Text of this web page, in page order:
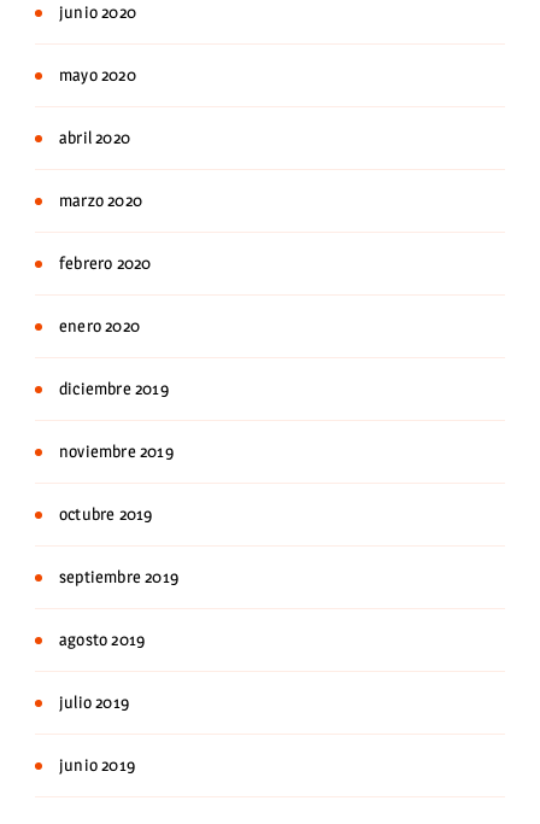
junio 2020
mayo 2020
abril 2020
marzo 2020
febrero 2020
enero 2020
diciembre 2019
noviembre 2019
octubre 2019
septiembre 2019
agosto 2019
julio 2019
junio 2019